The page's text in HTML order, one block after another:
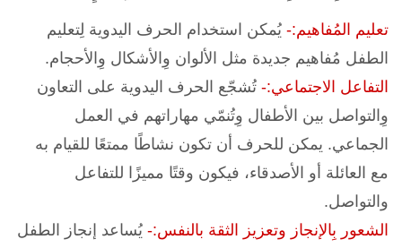
تعليم المُفاهيم:- يُمكن استخدام الحرف اليدوية لِتعليم
الطفل مُفاهيم جديدة مثل الألوان وِالأشكال وِالأحجام.
التفاعل الاجتماعي:- تُشجّع الحرف اليدوية على التعاون
وِالتواصل بين الأطفال وِتُنمّي مهاراتهم في العمل
الجماعي. يمكن للحرف أن تكون نشاطًا ممتعًا للقيام به
مع العائلة أو الأصدقاء، فيكون وقتًا مميزًا للتفاعل
والتواصل.
الشعور بِالإنجاز وتعزيز الثقة بالنفس:- يُساعد إنجاز الطفل